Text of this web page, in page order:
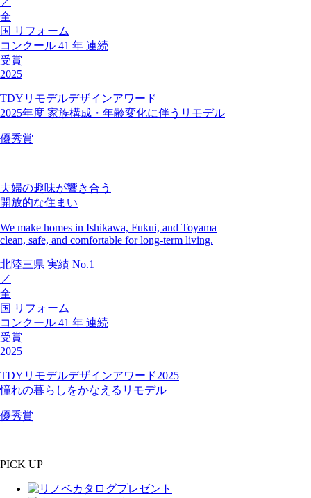
全
国 リフォーム
コンクール 41 年 連続
受賞
2025
TDYリモデルデザインアワード
2025年度 家族構成・年齢変化に伴うリモデル
優秀賞
夫婦の趣味が響き合う
開放的な住まい
We make homes in Ishikawa, Fukui, and Toyama
clean, safe, and comfortable for long-term living.
北陸三県 実績 No.1
／
全
国 リフォーム
コンクール 41 年 連続
受賞
2025
TDYリモデルデザインアワード2025
憧れの暮らしをかなえるリモデル
優秀賞
PICK UP